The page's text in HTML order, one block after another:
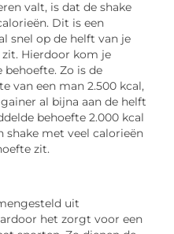
valt, is dat de shake
Dit is een
snel op de helft van je
Hierdoor kom je
Zo is de
van een man 2.500 kcal,
al bijna aan de helft
behoefte 2.000 kcal
shake met veel calorieën
zit.
uit
het zorgt voor een